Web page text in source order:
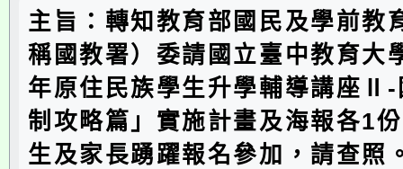
主旨：轉知教育部國民及學前教
稱國教署）委請國立臺中教育大
年原住民族學生升學輔導講座Ⅱ-
制攻略篇」實施計畫及海報各1
生及家長踴躍報名參加，請查照